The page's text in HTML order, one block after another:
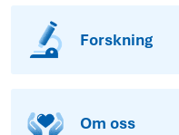
Forskning
Om oss